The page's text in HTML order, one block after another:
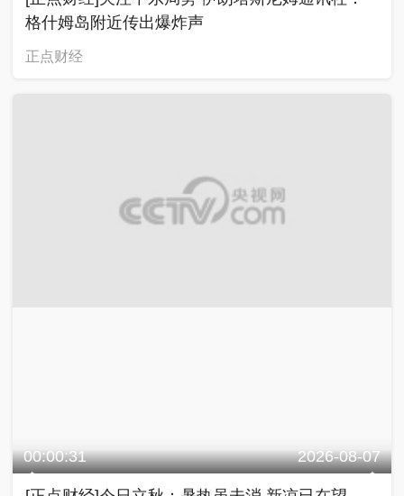
格什姆岛附近传出爆炸声
正点财经
00:00:31 2026-08-07